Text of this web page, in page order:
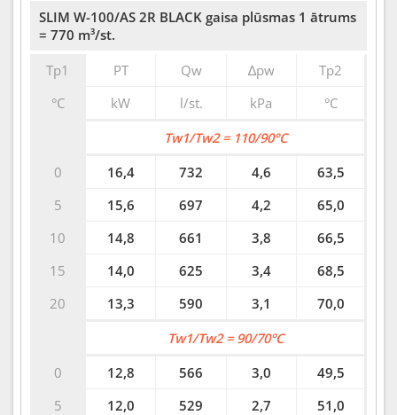
SLIM W-100/AS 2R BLACK gaisa plūsmas 1 ātrums
= 770 m³/st.
Tp1
°C
PT Qw ∆pw
Tp2
kW
l/st. kPa °C
0
5
10
15
20
Tw1/Tw2 = 110/90°C
16,4
732 4,6
63,5
15,6
697 4,2
65,0
14,8
661 3,8
66,5
14,0
625 3,4
68,5
13,3
590 3,1 70,0
0
5
Tw1/Tw2 = 90/70°C
12,8
566 3,0
49,5
12,0
529 2,7
51,0